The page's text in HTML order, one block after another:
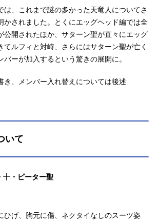
は、これまで謎の多かった天竜人についてさ
かされました。とくにエッグヘッド編では全
公開されたほか、サターン聖が直々にエッグ
てルフィと対峙、さらにはサターン聖が亡く
バーが加入するという驚きの展開に。
、メンバー入れ替えについては後述
いて
十・ピーター聖
ひげ、胸元に傷、ネクタイなしのスーツ姿